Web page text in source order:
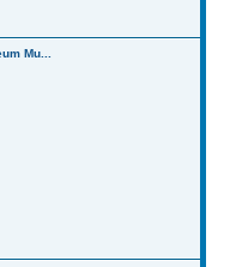
Mu...